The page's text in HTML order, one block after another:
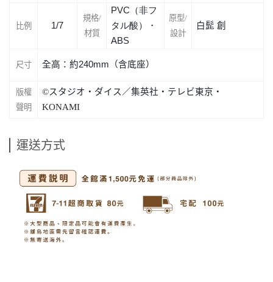
比例 1/7
規格/
材質
PVC（非フ
タル酸）・
ABS
原型/
設計
白髭 創
尺寸 全高：約240mm（含底座）
版權
聲明
©スタジオ・ダイス／集英社・テレビ東京・
KONAMI
運送方式